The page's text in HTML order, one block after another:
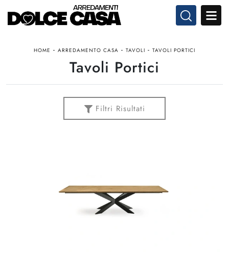
HOME - ARREDAMENTO CASA - TAVOLI - TAVOLI PORTICI
Tavoli Portici
Filtri Risultati